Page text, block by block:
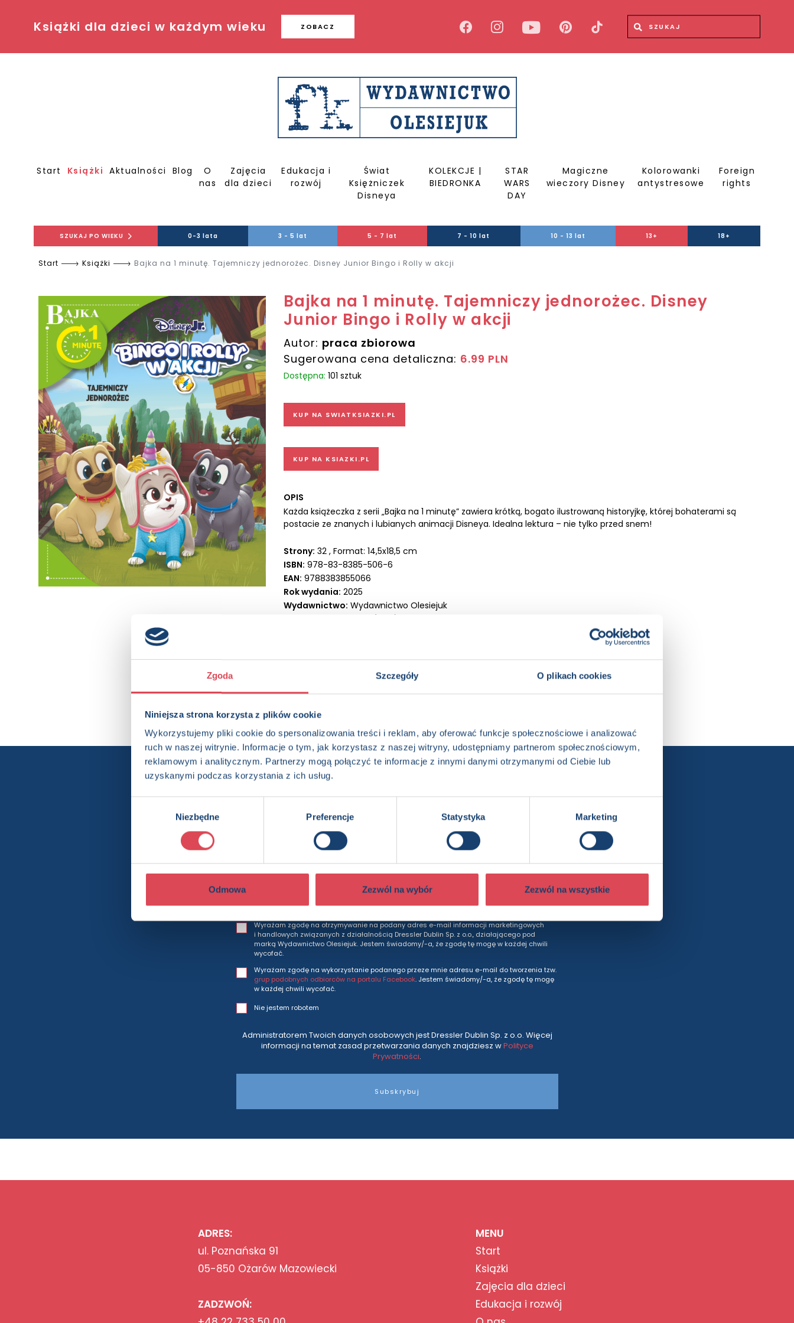
Zgoda Szczegóły O plikach cookies
Niniejsza strona korzysta z plików cookie
Wykorzystujemy pliki cookie do spersonalizowania treści i reklam, aby oferować funkcje społecznościowe i analizować
ruch w naszej witrynie. Informacje o tym, jak korzystasz z naszej witryny, udostępniamy partnerom społecznościowym,
reklamowym i analitycznym. Partnerzy mogą połączyć te informacje z innymi danymi otrzymanymi od Ciebie lub
uzyskanymi podczas korzystania z ich usług.
Niezbędne Preferencje Statystyka Marketing
Odmowa Zezwól na wybór Zezwól na wszystkie
Książki dla dzieci w każdym wieku ZOBACZ Wyszukiwana fraza
Start Książki Aktualności Blog
O
nas
Zajęcia
dla dzieci
Edukacja i
rozwój
Świat
Księżniczek
Disneya
KOLEKCJE |
BIEDRONKA
STAR
WARS
DAY
Magiczne
wieczory Disney
Kolorowanki
antystresowe
Foreign
rights
SZUKAJ PO WIEKU 0-3 lata 3 - 5 lat 5 - 7 lat 7 - 10 lat 10 - 13 lat 13+ 18+
Start Książki Bajka na 1 minutę. Tajemniczy jednorożec. Disney Junior Bingo i Rolly w akcji
Bajka na 1 minutę. Tajemniczy jednorożec. Disney
Junior Bingo i Rolly w akcji
Autor: praca zbiorowa
Sugerowana cena detaliczna: 6.99 PLN
Dostępna: 101 sztuk
KUP NA SWIATKSIAZKI.PL
KUP NA KSIAZKI.PL
OPIS
Każda książeczka z serii „Bajka na 1 minutę” zawiera krótką, bogato ilustrowaną historyjkę, której bohaterami są
postacie ze znanych i lubianych animacji Disneya. Idealna lektura – nie tylko przed snem!
Strony: 32 , Format: 14,5x18,5 cm
ISBN: 978-83-8385-506-6
EAN: 9788383855066
Rok wydania: 2025
Wydawnictwo: Wydawnictwo Olesiejuk
3+, Dzieci (0-12), Bajki, Książka w serii, Książka całoroczna
Seria:Bajka na 1 minutę
Chcesz wiedzieć więcej? Zapisz się do newslettera
Będziesz otrzymywać wszytkie nasze nowości i oferty
prosto do Twojej skrzynki odbiorczej.
Adres e-mail
Wyrażam zgodę na otrzymywanie na podany adres e-mail informacji marketingowych
i handlowych związanych z działalnością Dressler Dublin Sp. z o.o., działającego pod
marką Wydawnictwo Olesiejuk. Jestem świadomy/-a, że zgodę tę mogę w każdej chwili
wycofać.
Wyrażam zgodę na wykorzystanie podanego przeze mnie adresu e-mail do tworzenia tzw.
grup podobnych odbiorców na portalu Facebook. Jestem świadomy/-a, że zgodę tę mogę
w każdej chwili wycofać.
Nie jestem robotem
Administratorem Twoich danych osobowych jest Dressler Dublin Sp. z o.o. Więcej
informacji na temat zasad przetwarzania danych znajdziesz wPolityce
Prywatności.
Subskrybuj
ADRES:
ul. Poznańska 91
05-850 Ożarów Mazowiecki
ZADZWOŃ:
MENU
Start
Książki
Zajęcia dla dzieci
Edukacja i rozwój